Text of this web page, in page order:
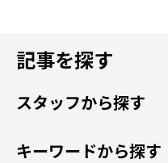
記事を探す
スタッフから探す
キーワードから探す